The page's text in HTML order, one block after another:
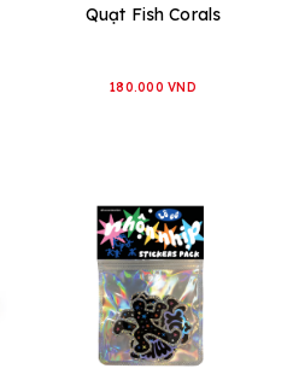
Quạt Fish Corals
180.000 VND